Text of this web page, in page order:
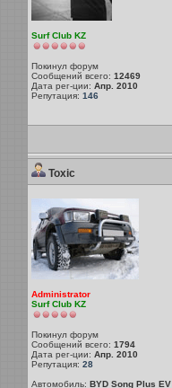
Surf Club KZ
Покинул форум
Сообщений всего: 12469
Дата рег-ции: Апр. 2010
Репутация: 146
Toxic
Administrator
Surf Club KZ
Покинул форум
Сообщений всего: 1794
Дата рег-ции: Апр. 2010
Репутация: 28
Автомобиль: BYD Song Plus EV